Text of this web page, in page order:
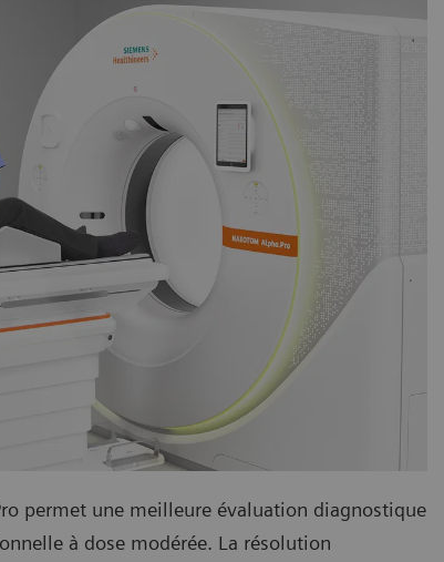
permet une meilleure évaluation diagnostique
à dose modérée. La résolution